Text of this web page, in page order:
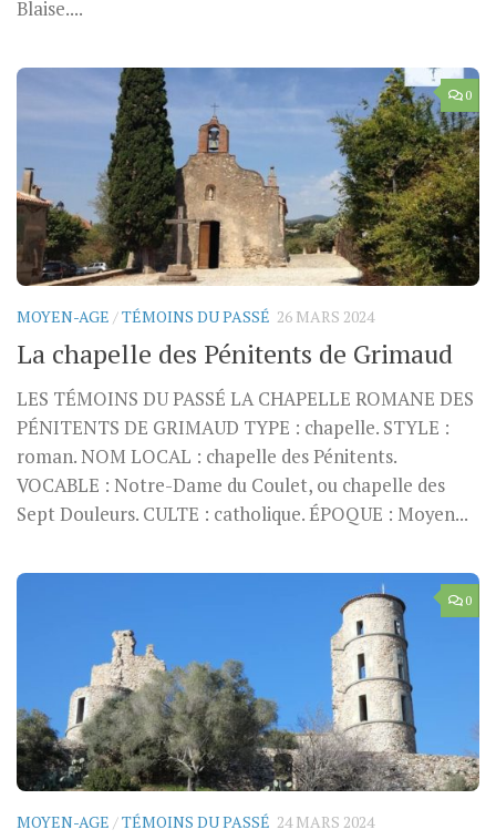
Blaise....
0
MOYEN-AGE /TÉMOINS DU PASSÉ 26 MARS 2024
La chapelle des Pénitents de Grimaud
LES TÉMOINS DU PASSÉ LA CHAPELLE ROMANE DES
PÉNITENTS DE GRIMAUD TYPE : chapelle. STYLE :
roman. NOM LOCAL : chapelle des Pénitents.
VOCABLE : Notre-Dame du Coulet, ou chapelle des
Sept Douleurs. CULTE : catholique. ÉPOQUE : Moyen...
0
MOYEN-AGE /TÉMOINS DU PASSÉ 24 MARS 2024